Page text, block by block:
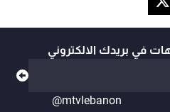
في بريدك الالكتروني
@mtvlebanon